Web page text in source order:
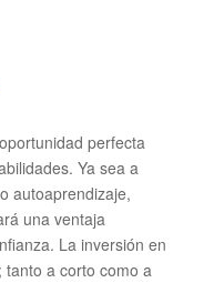
perfecta
Ya sea a
autoaprendizaje,
una ventaja
La inversión en
a corto como a